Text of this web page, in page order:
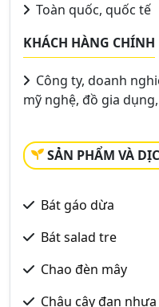
Toàn quốc, quốc tế
KHÁCH HÀNG CHÍNH
Công ty, doanh
mỹ nghệ, đồ gia
SẢN PHẨM VÀ
Bát gáo dừa
Bát salad tre
Chao đèn mây
Chậu cây đan